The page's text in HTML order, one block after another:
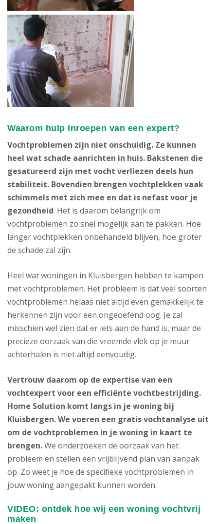
Waarom hulp inroepen van een expert?
Vochtproblemen zijn niet onschuldig. Ze kunnen
heel wat schade aanrichten in huis. Bakstenen die
gesatureerd zijn met vocht verliezen deels hun
stabiliteit. Bovendien brengen vochtplekken vaak
schimmels met zich mee en dat is nefast voor je
gezondheid. Het is daarom belangrijk om
vochtproblemen zo snel mogelijk aan te pakken. Hoe
langer vochtplekken onbehandeld blijven, hoe groter
de schade zal zijn.
Heel wat woningen in Kluisbergen hebben te kampen
met vochtproblemen. Het probleem is dat veel soorten
vochtproblemen helaas niet altijd even gemakkelijk te
herkennen zijn voor een ongeoefend oog. Je zal
misschien wel zien dat er iets aan de hand is, maar de
precieze oorzaak van die vreemde vlek op je muur
achterhalen is niet altijd eenvoudig.
Vertrouw daarom op de expertise van een
vochtexpert voor een efficiënte vochtbestrijding.
Home Solution komt langs in je woning bij
Kluisbergen. We voeren een gratis vochtanalyse uit
om de vochtproblemen in je woning in kaart te
brengen.We onderzoeken de oorzaak van het
probleem en stellen een vrijblijvend plan van aanpak
op. Zo weet je hoe de specifieke vochtproblemen in
jouw woning aangepakt kunnen worden.
VIDEO: ontdek hoe wij een woning vochtvrij
maken